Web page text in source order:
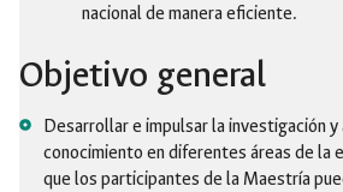
nacional de manera eficiente.
Objetivo general
Desarrollar e impulsar la investigación
conocimiento en diferentes áreas de la
que los participantes de la Maestría